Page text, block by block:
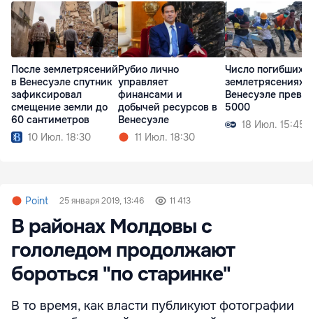
После землетрясений
в Венесуэле спутник
зафиксировал
смещение земли до
60 сантиметров
10 Июл. 18:30
Рубио лично
управляет
финансами и
добычей ресурсов в
Венесуэле
11 Июл. 18:30
Число погибших
землетрясениях в
Венесуэле
5000
18 Июл. 15:45
Point 25 января 2019, 13:46 11 413
В районах Молдовы с
гололедом продолжают
бороться "по старинке"
В то время, как власти публикуют фотографии